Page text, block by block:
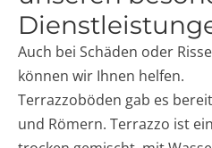
Auch bei Schäden oder
können wir Ihnen helfen.
Terrazzoböden gab es
und Römern. Terrazzo ist